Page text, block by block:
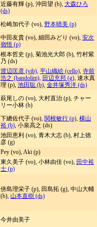
近藤有輝 (p), 沖田望 (b), 大森ひろ
(ds)
松崎加代子 (vo), 野本晴美 (p)
中田友貴 (vo), 細田みどり (vo), 安次
嶺悟 (p)
根本哲史 (p), 菊池光大郎 (b), 竹村紫
乃 (ds)
渡辺匡彦 (vib), 平山織絵 (cello), 寺前
浩之 (bandolim), 田辺充邦 (g), 速水真
理 (p), 池田聡 (b), 金井塚秀洋 (ds)
萩尾しの (vo), 大村直治 (p), チャー
リー小林 (b)
下總佐代子 (vo), 関根敏行 (p), 横山
裕 (b), 小泉高之 (ds)
池田恵利 (vo), 青木大志 (b), 村上徳
彦 (g)
Pey (vo), Aki (p)
東久美子 (vo), 小林由佳 (vo), 田中裕
士 (p)
傍島理栄子 (p), 田島拓 (g), 中山大輔
(b), 山本直樹 (ds)
今井由美子